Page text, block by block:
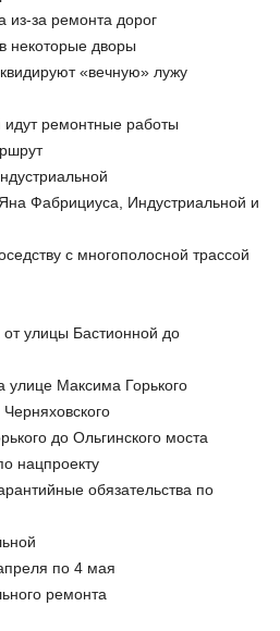
из-за ремонта дорог
некоторые дворы
«вечную» лужу
ремонтные работы
Фабрициуса, Индустриальной и
с многополосной трассой
улицы Бастионной до
улице Максима Горького
до Ольгинского моста
нацпроекту
обязательства по
по 4 мая
ремонта